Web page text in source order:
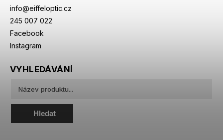
info@eiffeloptic.cz
245 007 022
Facebook
Instagram
VYHLEDÁVÁNÍ
Hledat